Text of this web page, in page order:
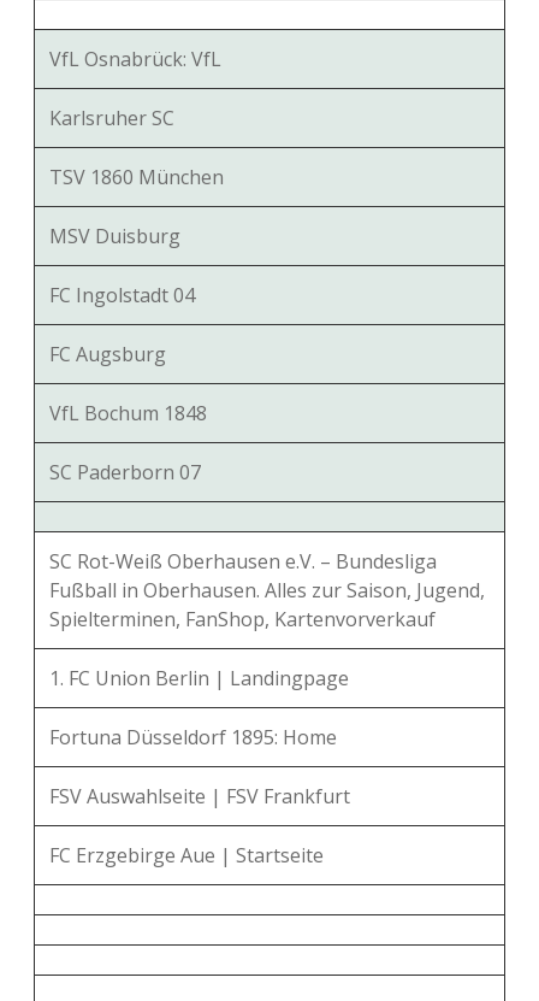
VfL Osnabrück: VfL
Karlsruher SC
TSV 1860 München
MSV Duisburg
FC Ingolstadt 04
FC Augsburg
VfL Bochum 1848
SC Paderborn 07
SC Rot-Weiß Oberhausen e.V. – Bundesliga
Fußball in Oberhausen. Alles zur Saison, Jugend,
Spielterminen, FanShop, Kartenvorverkauf
1. FC Union Berlin | Landingpage
Fortuna Düsseldorf 1895: Home
FSV Auswahlseite | FSV Frankfurt
FC Erzgebirge Aue | Startseite